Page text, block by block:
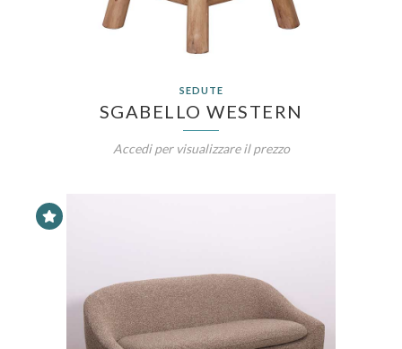
SEDUTE
SGABELLO WESTERN
Accedi per visualizzare il prezzo